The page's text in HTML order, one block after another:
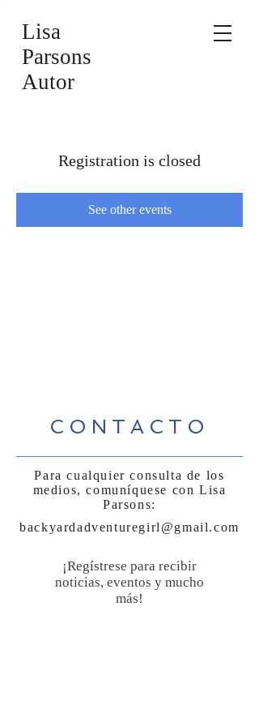
Lisa
Parsons
Autor
Registration is closed
See other events
CONTACTO
Para cualquier consulta de los
medios, comuníquese con Lisa
Parsons:
backyardadventuregirl@gmail.com
¡Regístrese para recibir
noticias, eventos y mucho
más!